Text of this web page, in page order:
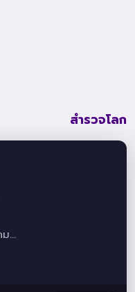
สำรวจโลก
...